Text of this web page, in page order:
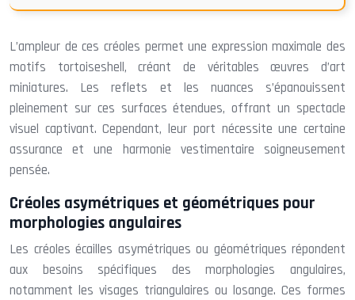
L’ampleur de ces créoles permet une expression maximale des
motifs tortoiseshell, créant de véritables œuvres d’art
miniatures. Les reflets et les nuances s’épanouissent
pleinement sur ces surfaces étendues, offrant un spectacle
visuel captivant. Cependant, leur port nécessite une certaine
assurance et une harmonie vestimentaire soigneusement
pensée.
Créoles asymétriques et géométriques pour
morphologies angulaires
Les créoles écailles asymétriques ou géométriques répondent
aux besoins spécifiques des morphologies angulaires,
notamment les visages triangulaires ou losange. Ces formes